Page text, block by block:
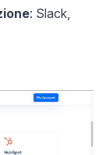
: Slack,